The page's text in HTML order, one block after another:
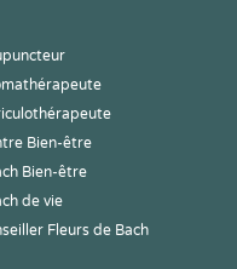
Bien-être
Bien-être
de vie
Fleurs de Bach